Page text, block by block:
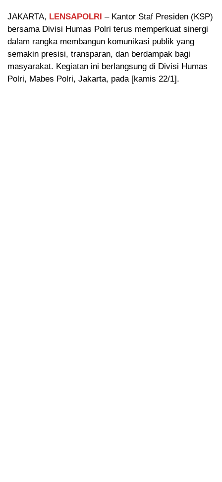
JAKARTA, LENSAPOLRI – Kantor Staf Presiden (KSP)
bersama Divisi Humas Polri terus memperkuat sinergi
dalam rangka membangun komunikasi publik yang
semakin presisi, transparan, dan berdampak bagi
masyarakat. Kegiatan ini berlangsung di Divisi Humas
Polri, Mabes Polri, Jakarta, pada [kamis 22/1].